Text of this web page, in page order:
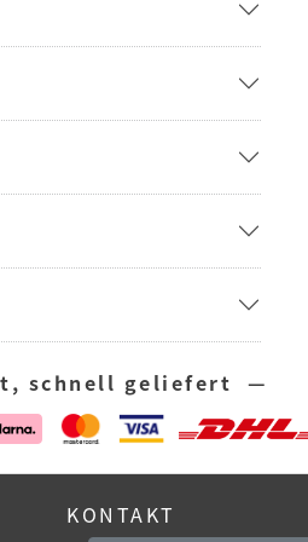
schnell geliefert —
KONTAKT